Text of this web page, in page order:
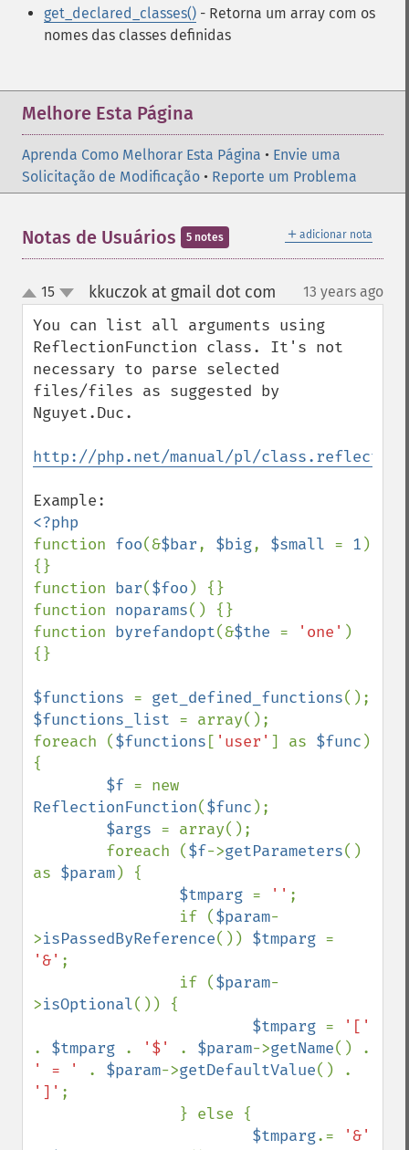
get_declared_classes() - Retorna um array com os
nomes das classes definidas
Melhore Esta Página
Aprenda Como Melhorar Esta Página • Envie uma
Solicitação de Modificação • Reporte um Problema
＋ adicionar nota
Notas de Usuários 5 notes
up
down
15 kkuczok at gmail dot com 13 years ago
You can list all arguments using
ReflectionFunction class. It's not
necessary to parse selected
files/files as suggested by
Nguyet.Duc.
http://php.net/manual/pl/
function foo(&$bar, $big, $small = 1 )
{}
function bar($foo ) {}
function noparams() {}
function byrefandopt(&$the = 'one' )
{}
$functions = get_defined_functions
$functions_list = array();
foreach ($functions [ 'user' ] as $func )
{
$f
ReflectionFunction($func );
$args = array();
        foreach (
$f->getParameters()
as $param) {
$tmparg = '' ;
                if (
$param-
>isPassedByReference()) $tmparg
'&' ;
                if (
$param-
>isOptional()) {
$tmparg =
. $tmparg . '$' . $param->getName
' = '
. $param->getDefaultValue
']' ;
$tmparg.=